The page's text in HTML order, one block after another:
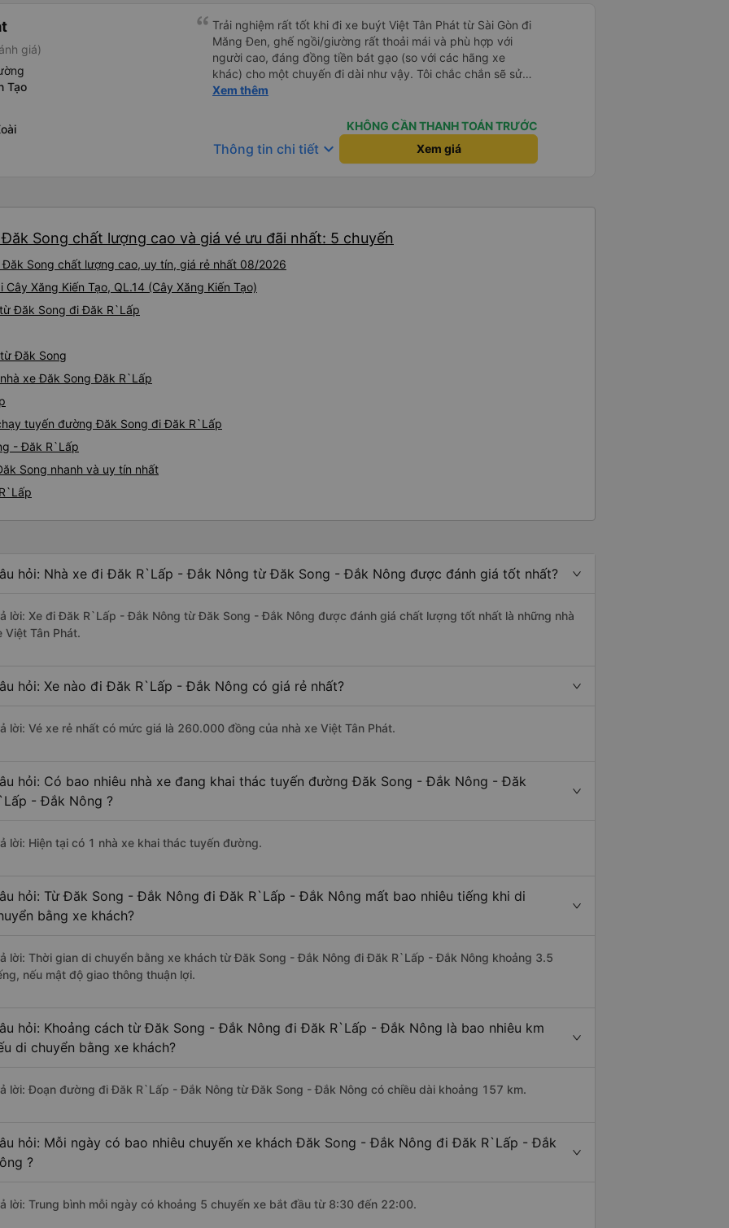
giá)
Tạo
Trải nghiệm rất tốt khi đi xe buýt Việt Tân Phát từ Sài Gòn đi
Măng Đen, ghế ngồi/giường rất thoải mái và phù hợp với
người cao, đáng đồng tiền bát gạo (so với các hãng xe
khác) cho một chuyến đi dài như vậy. Tôi chắc chắn sẽ sử
dụng lại sau.
Xem thêm
KHÔNG CẦN THANH TOÁN TRƯỚC
Thông tin chi tiết keyboard_arrow_down Xem giá
Song chất lượng cao và giá vé ưu đãi nhất: 5 chuyến
Song chất lượng cao, uy tín, giá rẻ nhất 08/2026
Xăng Kiến Tạo, QL.14 (Cây Xăng Kiến Tạo)
Đăk Song đi Đăk R`Lấp
Đăk Song
xe Đăk Song Đăk R`Lấp
tuyến đường Đăk Song đi Đăk R`Lấp
- Đăk R`Lấp
Song nhanh và uy tín nhất
hỏi: Nhà xe đi Đăk R`Lấp - Đắk Nông từ Đăk Song - Đắk Nông được đánh giá tốt nhất?
lời: Xe đi Đăk R`Lấp - Đắk Nông từ Đăk Song - Đắk Nông được đánh giá chất lượng tốt nhất là những nhà
Việt Tân Phát.
hỏi: Xe nào đi Đăk R`Lấp - Đắk Nông có giá rẻ nhất?
lời: Vé xe rẻ nhất có mức giá là 260.000 đồng của nhà xe Việt Tân Phát.
hỏi: Có bao nhiêu nhà xe đang khai thác tuyến đường Đăk Song - Đắk Nông - Đăk
- Đắk Nông ?
lời: Hiện tại có 1 nhà xe khai thác tuyến đường.
hỏi: Từ Đăk Song - Đắk Nông đi Đăk R`Lấp - Đắk Nông mất bao nhiêu tiếng khi di
bằng xe khách?
lời: Thời gian di chuyển bằng xe khách từ Đăk Song - Đắk Nông đi Đăk R`Lấp - Đắk Nông khoảng 3.5
nếu mật độ giao thông thuận lợi.
hỏi: Khoảng cách từ Đăk Song - Đắk Nông đi Đăk R`Lấp - Đắk Nông là bao nhiêu km
di chuyển bằng xe khách?
lời: Đoạn đường đi Đăk R`Lấp - Đắk Nông từ Đăk Song - Đắk Nông có chiều dài khoảng 157 km.
hỏi: Mỗi ngày có bao nhiêu chuyến xe khách Đăk Song - Đắk Nông đi Đăk R`Lấp - Đắk
?
lời: Trung bình mỗi ngày có khoảng 5 chuyến xe bắt đầu từ 8:30 đến 22:00.